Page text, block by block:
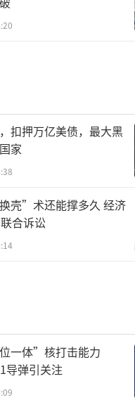
扣押万亿美债，最大黑
家
壳”术还能撑多久 经济
合诉讼
一体”核打击能力
导弹引关注